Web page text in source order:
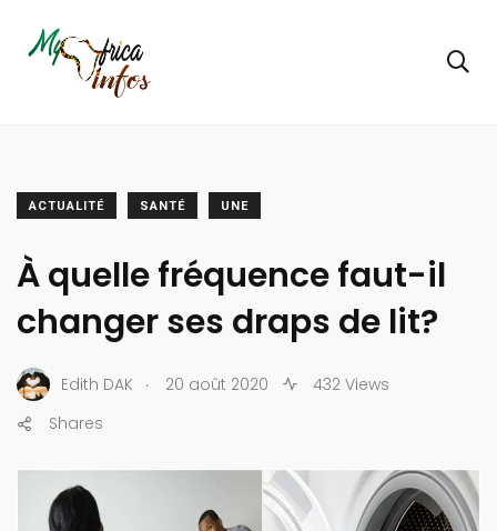
ACTUALITÉ SANTÉ UNE
À quelle fréquence faut-il
changer ses draps de lit?
Edith DAK . 20 août 2020
432 Views
Shares